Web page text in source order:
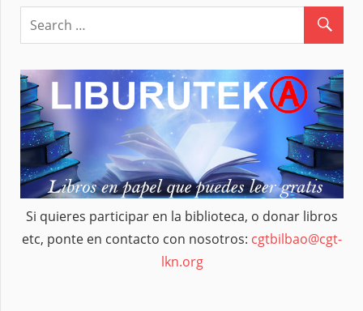
Si quieres participar en la biblioteca, o donar libros
etc, ponte en contacto con nosotros: cgtbilbao@cgt-
lkn.org